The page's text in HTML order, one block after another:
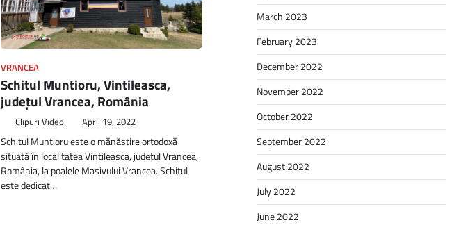
VRANCEA
Schitul Muntioru, Vintileasca,
județul Vrancea, România
Clipuri Video April 19, 2022
Schitul Muntioru este o mănăstire ortodoxă
situată în localitatea Vintileasca, județul Vrancea,
România, la poalele Masivului Vrancea. Schitul
este dedicat…
March 2023
February 2023
December 2022
November 2022
October 2022
September 2022
August 2022
July 2022
June 2022